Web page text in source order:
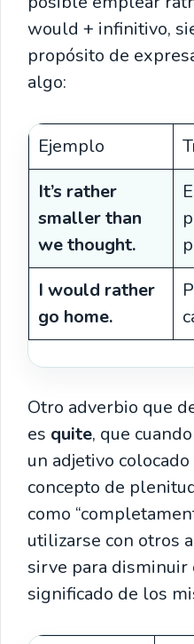
would + infinitivo,
propósito de
algo:
Ejemplo
It’s rather
smaller than
we thought.
I would rather
go home.
Otro adverbio que
es quite, que
un adjetivo
concepto de
como
utilizarse con otros
sirve para disminuir
significado de los